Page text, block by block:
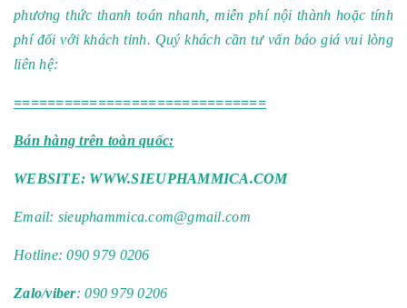
phương thức thanh toán nhanh, miễn phí nội thành hoặc tính
phí đối với khách tỉnh. Quý khách cần tư vấn báo giá vui lòng
liên hệ:
==============================
Bán hàng trên toàn quốc:
WEBSITE: WWW.SIEUPHAMMICA.COM
Email: sieuphammica.com@gmail.com
Hotline:090 979 0206
Zalo/viber: 090 979 0206